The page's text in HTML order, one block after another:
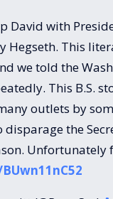
David with
Hegseth. This
we told the
This B.S.
outlets by
disparage the
Unfortunately